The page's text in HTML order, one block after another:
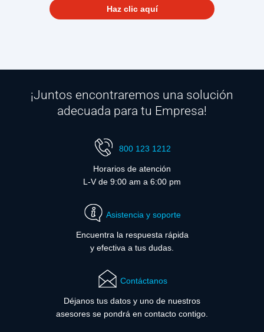
Haz clic aquí
¡Juntos encontraremos una solución
adecuada para tu Empresa!
800 123 1212
Horarios de atención
L-V de 9:00 am a 6:00 pm
Asistencia y soporte
Encuentra la respuesta rápida
y efectiva a tus dudas.
Contáctanos
Déjanos tus datos y uno de nuestros
asesores se pondrá en contacto contigo.